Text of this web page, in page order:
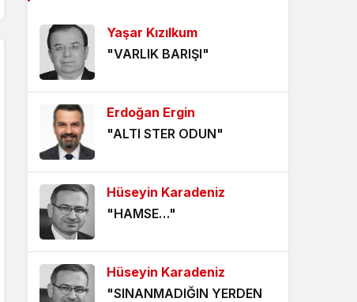
ÖLÜMÜ BEKLEMEK
5 yıl önce
HANGİ KAMERAYA BAKALIM?
5 yıl önce
VİZYONER KASTAMONULULAR
NEREDESİNİZ?
5 yıl önce
KHK MAĞDURLARI İÇİN IŞIK
GÖRÜNDÜ!
5 yıl önce
Yaşar Kızılkum
"VARLIK BARIŞI"
Erdoğan Ergin
"ALTI STER ODUN"
Hüseyin Karadeniz
"HAMSE…"
Hüseyin Karadeniz
"SINANMADIĞIN YERDEN